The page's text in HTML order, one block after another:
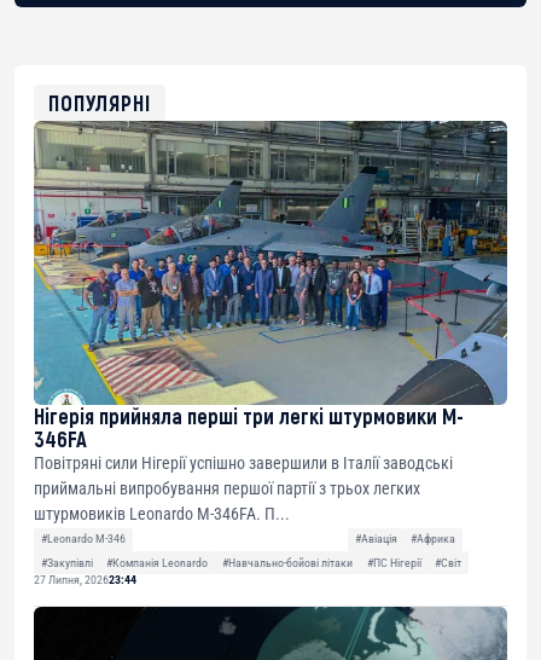
0xfD02863D3289416fcF50975c9DFda13623f97758
ПОПУЛЯРНІ
Нігерія прийняла перші три легкі штурмовики M-
346FA
Повітряні сили Нігерії успішно завершили в Італії заводські
приймальні випробування першої партії з трьох легких
штурмовиків Leonardo M-346FA. П...
#Leonardo M-346 #Авіація
#Африка
#Закупівлі
#Компанія Leonardo #Навчально-бойові літаки #ПС Нігерії
#Світ
27 Липня, 202623:44